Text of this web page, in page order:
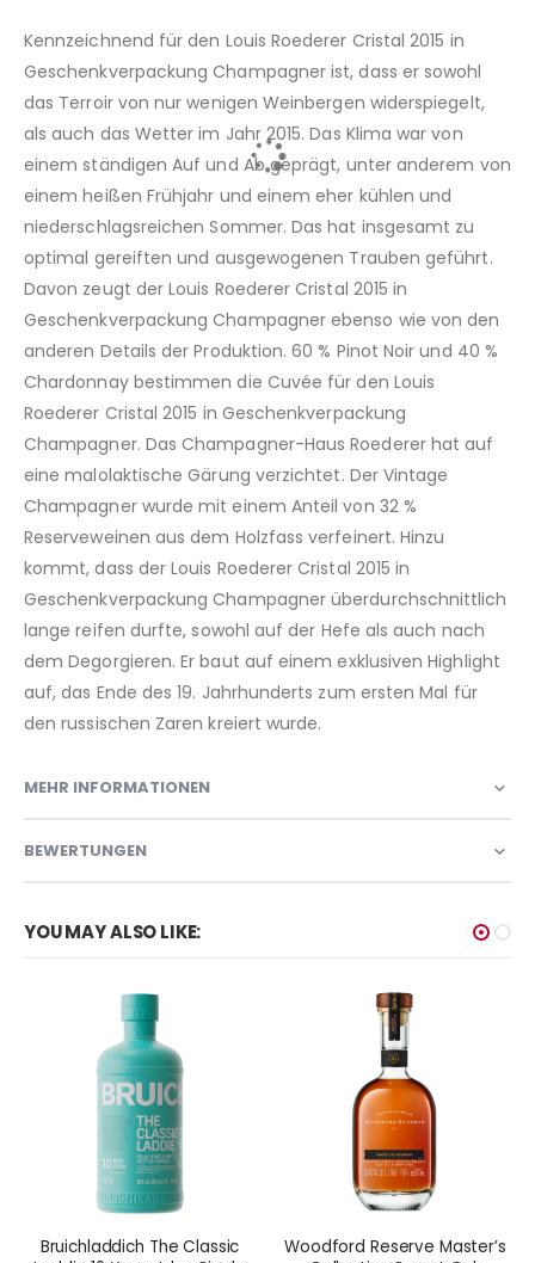
Kennzeichnend für den Louis Roederer Cristal 2015 in
Geschenkverpackung Champagner ist, dass er sowohl
das Terroir von nur wenigen Weinbergen widerspiegelt,
als auch das Wetter im Jahr 2015. Das Klima war von
einem ständigen Auf und Ab geprägt, unter anderem von
einem heißen Frühjahr und einem eher kühlen und
niederschlagsreichen Sommer. Das hat insgesamt zu
optimal gereiften und ausgewogenen Trauben geführt.
Davon zeugt der Louis Roederer Cristal 2015 in
Geschenkverpackung Champagner ebenso wie von den
anderen Details der Produktion. 60 % Pinot Noir und 40 %
Chardonnay bestimmen die Cuvée für den Louis
Roederer Cristal 2015 in Geschenkverpackung
Champagner. Das Champagner-Haus Roederer hat auf
eine malolaktische Gärung verzichtet. Der Vintage
Champagner wurde mit einem Anteil von 32 %
Reserveweinen aus dem Holzfass verfeinert. Hinzu
kommt, dass der Louis Roederer Cristal 2015 in
Geschenkverpackung Champagner überdurchschnittlich
lange reifen durfte, sowohl auf der Hefe als auch nach
dem Degorgieren. Er baut auf einem exklusiven Highlight
auf, das Ende des 19. Jahrhunderts zum ersten Mal für
den russischen Zaren kreiert wurde.
MEHR INFORMATIONEN
BEWERTUNGEN
YOU MAY ALSO LIKE:
Bruichladdich The Classic
Woodford Reserve Master’s